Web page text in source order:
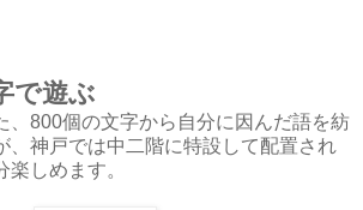
で遊ぶ
、800個の文字から自分に因んだ語を紡
、神戸では中二階に特設して配置され
しめます。